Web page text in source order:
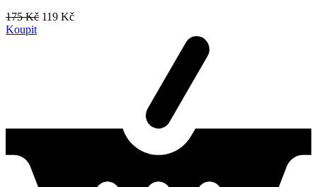
175 Kč 119 Kč
Koupit